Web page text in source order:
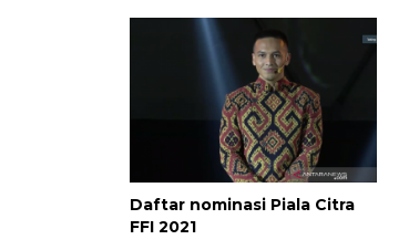
Daftar nominasi Piala Citra
FFI 2021